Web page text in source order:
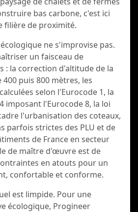
bas carbone, c'est ici
filière de proximité.
ne s'improvise pas.
un faisceau de
: la correction d'altitude de la
400 puis 800 mètres, les
selon l'Eurocode 1, la
imposant l'Eurocode 8, la loi
l'urbanisation des coteaux,
parfois strictes des PLU et de
de France en secteur
de maître d'œuvre est de
en atouts pour un
confortable et conforme.
est limpide. Pour une
écologique, Progineer